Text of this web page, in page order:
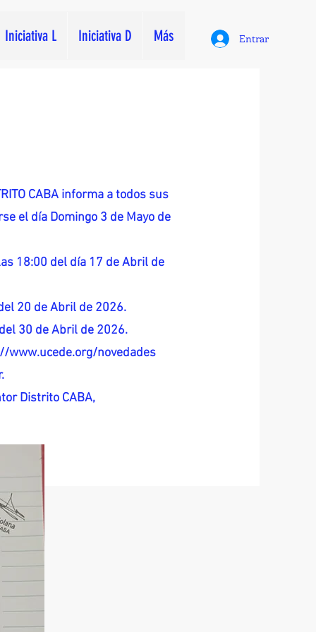
Iniciativa L Iniciativa D Más Entrar
CABA informa a todos sus
el día Domingo 3 de Mayo de
18:00 del día 17 de Abril de
20 de Abril de 2026.
30 de Abril de 2026.
www.ucede.org/novedades
Distrito CABA,